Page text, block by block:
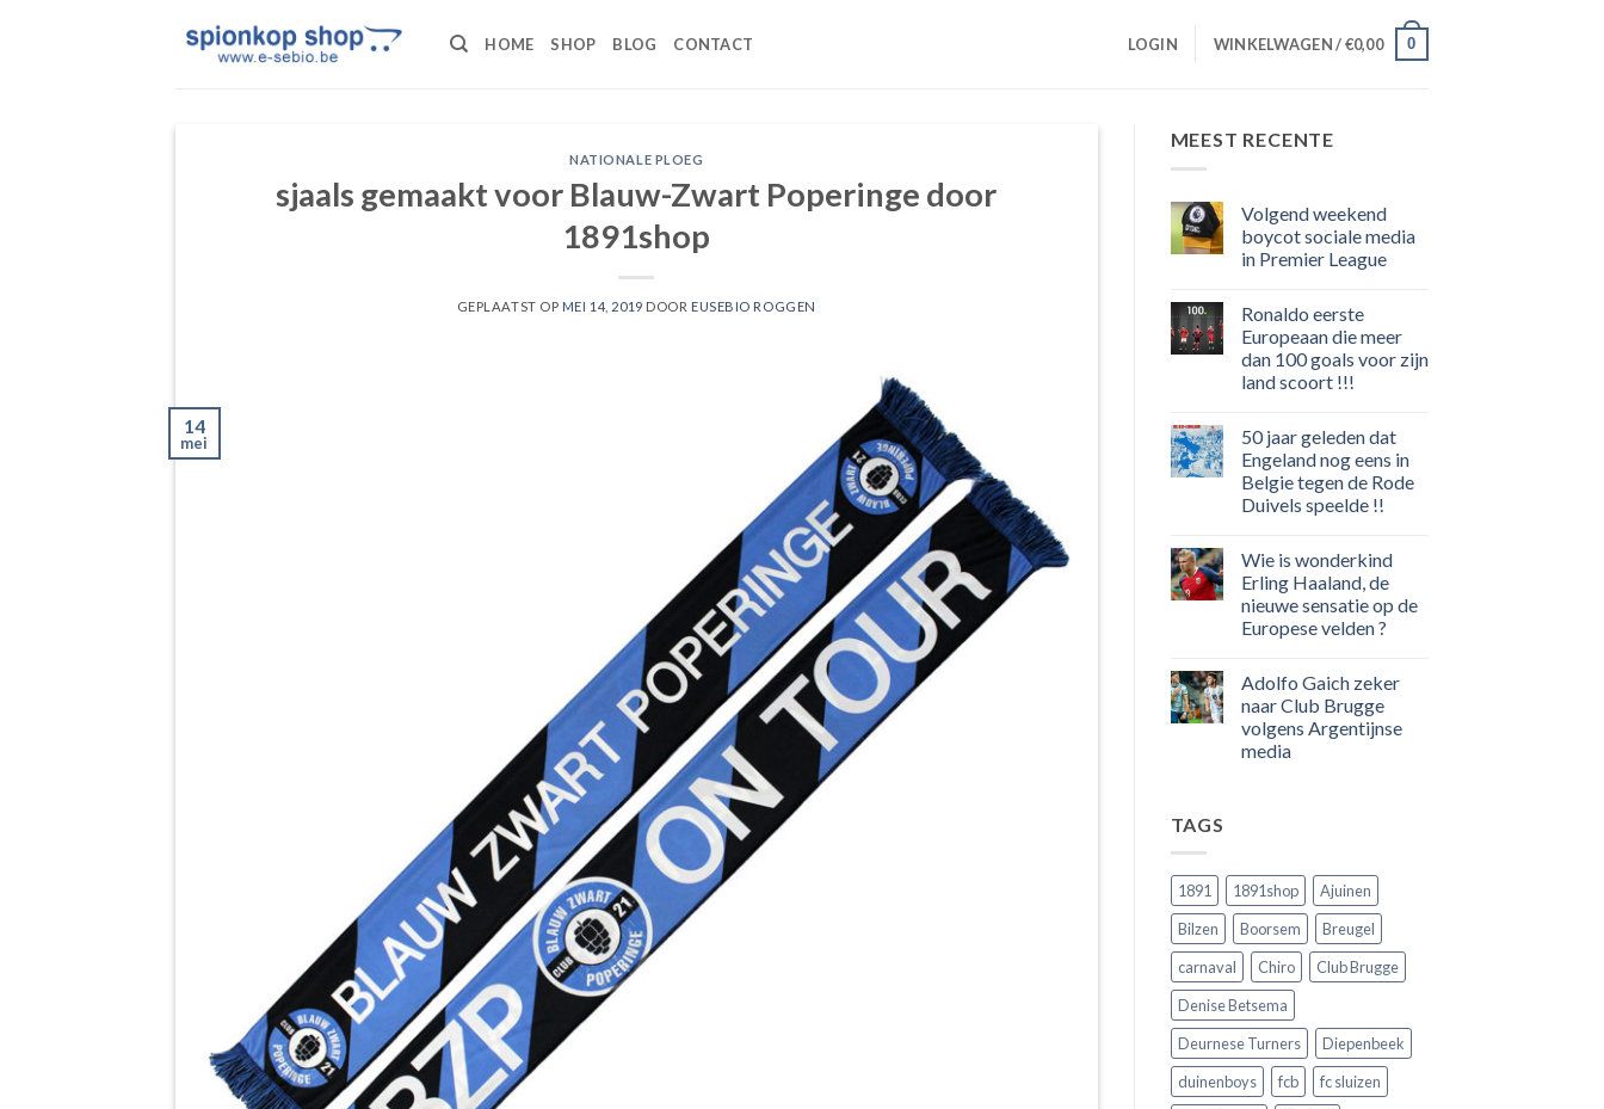
HOME SHOP BLOG CONTACT LOGIN WINKELWAGEN /€0,00 0
NATIONALE PLOEG
sjaals gemaakt voor Blauw-Zwart Poperinge door
1891shop
GEPLAATST OP MEI 14, 2019 DOOR EUSEBIO ROGGEN
14
mei
MEEST RECENTE
Volgend weekend
boycot sociale media
in Premier League
op
Volgend
weekend
boycot
sociale
media
League
Ronaldo eerste
Europeaan die meer
dan 100 goals voor zijn
land scoort !!!
op
Ronaldo
eerste
Europeaan
die
meer
goals
voor
zijn
land
scoort
!!!
50 jaar geleden dat
Engeland nog eens in
Belgie tegen de Rode
Duivels speelde !!
op
50
jaar
geleden
dat
Engeland
in
tegen
de
Duivels
Wie is wonderkind
Erling Haaland, de
nieuwe sensatie op de
Europese velden ?
op
is
wonderkind
Erling
Haaland,
?
Adolfo Gaich zeker
naar Club Brugge
volgens Argentijnse
media
Club
Brugge
volgens
Argentijnse
media
TAGS
1891 1891shop
Ajuinen
Bilzen
Boorsem
Breugel
carnaval
Chiro
Club Brugge
Denise Betsema
Deurnese Turners
Diepenbeek
duinenboys
fcb
fc sluizen